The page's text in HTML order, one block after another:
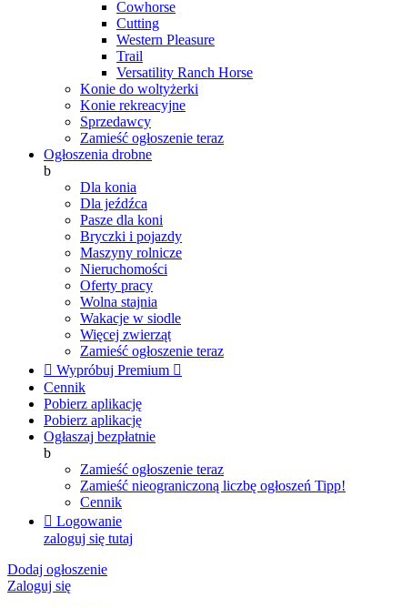
Cowhorse
Cutting
Western Pleasure
Trail
Versatility Ranch Horse
Konie do woltyżerki
Konie rekreacyjne
Sprzedawcy
Zamieść ogłoszenie teraz
Ogłoszenia drobne
b
Dla konia
Dla jeźdźca
Pasze dla koni
Bryczki i pojazdy
Maszyny rolnicze
Nieruchomości
Oferty pracy
Wolna stajnia
Wakacje w siodle
Więcej zwierząt
Zamieść ogłoszenie teraz
 Wypróbuj Premium 
Cennik
Pobierz aplikację
Pobierz aplikację
Ogłaszaj bezpłatnie
b
Zamieść ogłoszenie teraz
Zamieść nieograniczoną liczbę ogłoszeń Tipp!
Cennik
 Logowanie
zaloguj się tutaj
Dodaj ogłoszenie
Zaloguj się